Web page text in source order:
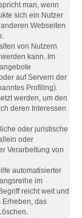
man, wenn
sich ein Nutzer
Webseiten
von Nutzern
kann. Im
auf Servern der
Profiling).
werden, um den
deren Interessen
oder juristische
oder
Verarbeitung von
automatisierter
im
reicht weit und
Erheben, das